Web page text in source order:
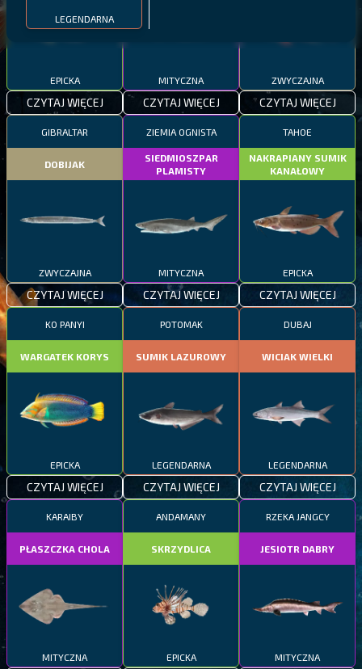
LEGENDARNA
EPICKA
CZYTAJ WIĘCEJ
MITYCZNA
CZYTAJ WIĘCEJ
ZWYCZAJNA
CZYTAJ WIĘCEJ
GIBRALTAR
DOBIJAK
ZWYCZAJNA
CZYTAJ WIĘCEJ
ZIEMIA OGNISTA
SIEDMIOSZPAR
PLAMISTY
MITYCZNA
CZYTAJ WIĘCEJ
TAHOE
NAKRAPIANY SUMIK
KANAŁOWY
EPICKA
CZYTAJ WIĘCEJ
KO PANYI
WARGATEK KORYS
EPICKA
CZYTAJ WIĘCEJ
POTOMAK
SUMIK LAZUROWY
LEGENDARNA
CZYTAJ WIĘCEJ
DUBAJ
WICIAK WIELKI
LEGENDARNA
CZYTAJ WIĘCEJ
KARAIBY
PŁASZCZKA CHOLA
MITYCZNA
ANDAMANY
SKRZYDLICA
EPICKA
RZEKA JANGCY
JESIOTR DABRY
MITYCZNA